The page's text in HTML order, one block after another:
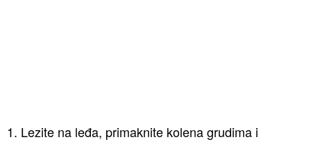
1. Lezite na leđa, primaknite kolena grudima i